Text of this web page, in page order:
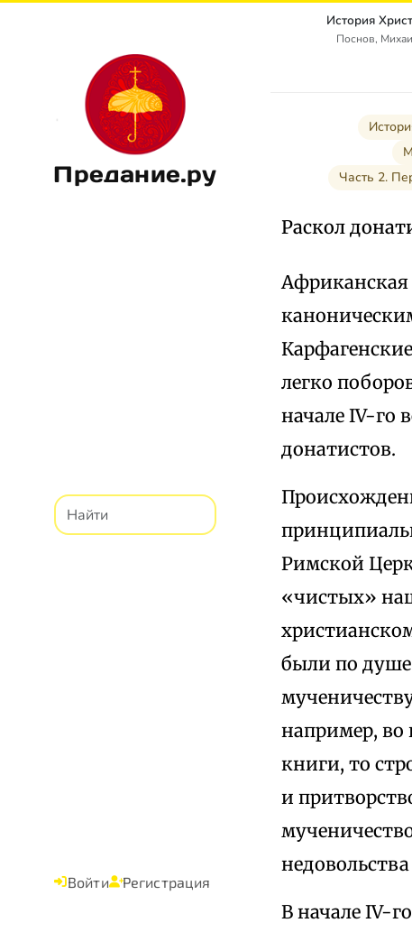
Предание.ру
Войти Регистрация
История
Поснов,
Часть 2.
Раскол
Африканская
легко
начале IV-го
донатистов.
Римской
«чистых»
были по
например, во
книги, то
и
В начале IV-